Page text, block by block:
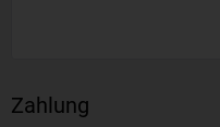
Zahlung